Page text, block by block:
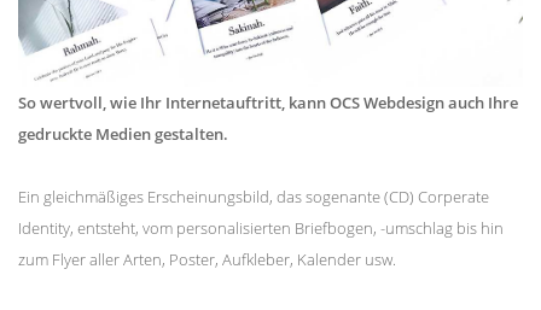
So wertvoll, wie Ihr Internetauftritt, kann OCS Webdesign auch Ihre
gedruckte Medien gestalten.
Ein gleichmäßiges Erscheinungsbild, das sogenante (CD) Corperate
Identity, entsteht, vom personalisierten Briefbogen, -umschlag bis hin
zum Flyer aller Arten, Poster, Aufkleber, Kalender usw.